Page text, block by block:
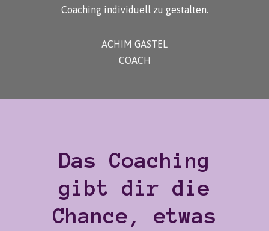
Coaching individuell zu gestalten.
ACHIM GASTEL
COACH
Das Coaching
gibt dir die
Chance, etwas